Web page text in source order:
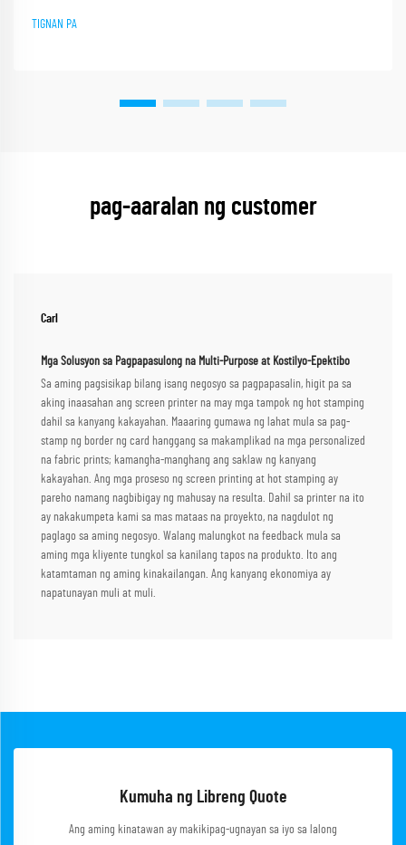
TIGNAN PA
pag-aaralan ng customer
Carl
Mga Solusyon sa Pagpapasulong na Multi-Purpose at Kostilyo-Epektibo
Sa aming pagsisikap bilang isang negosyo sa pagpapasalin, higit pa sa
aking inaasahan ang screen printer na may mga tampok ng hot stamping
dahil sa kanyang kakayahan. Maaaring gumawa ng lahat mula sa pag-
stamp ng border ng card hanggang sa makamplikad na mga personalized
na fabric prints; kamangha-manghang ang saklaw ng kanyang
kakayahan. Ang mga proseso ng screen printing at hot stamping ay
pareho namang nagbibigay ng mahusay na resulta. Dahil sa printer na ito
ay nakakumpeta kami sa mas mataas na proyekto, na nagdulot ng
paglago sa aming negosyo. Walang malungkot na feedback mula sa
aming mga kliyente tungkol sa kanilang tapos na produkto. Ito ang
katamtaman ng aming kinakailangan. Ang kanyang ekonomiya ay
napatunayan muli at muli.
Kumuha ng Libreng Quote
Ang aming kinatawan ay makikipag-ugnayan sa iyo sa lalong